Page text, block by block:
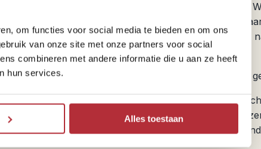
om functies voor social media te bieden en om ons
van onze site met onze partners voor social
combineren met andere informatie die u aan ze heeft
hun services.
Alles toestaan
het tijd om afscheid te nemen van Wumu en omgeving.
je de Yangtze ziet stromen, of wandel nog even
ongeveer vier uur brengt de chauffeur je weer terug
je verblijf hier verlengen? Dan kan dat! Vraag het ons
omdat de lodge slechts acht kamers heeft, is de
te weten dat je binnen een bergachtig gebied zult
of hoogtevrees, dan is deze bouwsteen